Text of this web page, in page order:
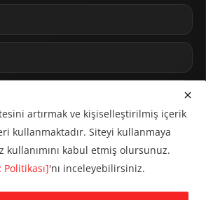
Haber Ajansı) Tüm hakları saklıdır.
artırmak ve kişiselleştirilmiş içerik
kullanmaktadır. Siteyi kullanmaya
kullanımını kabul etmiş olursunuz.
Politikası]'nı inceleyebilirsiniz.